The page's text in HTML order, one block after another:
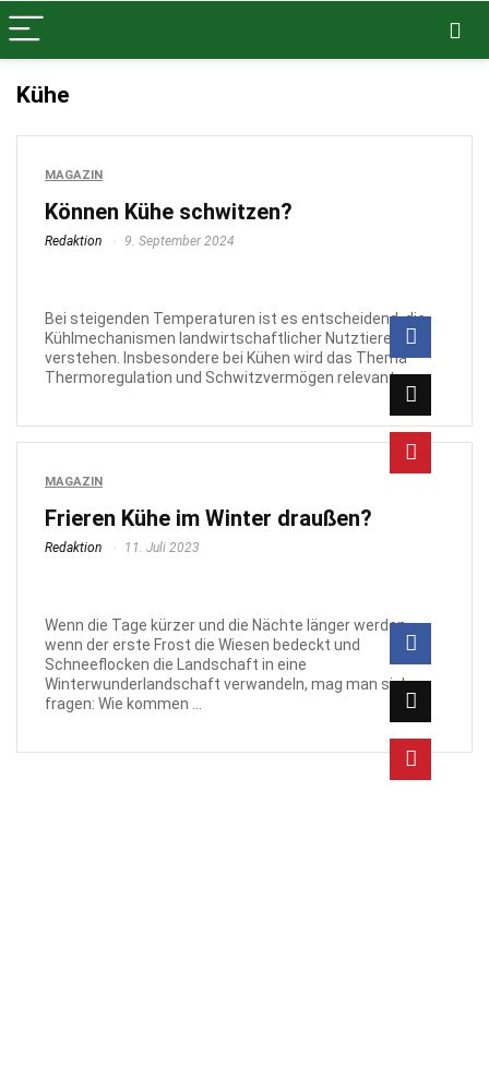
Kühe
MAGAZIN
Können Kühe schwitzen?
Redaktion 9. September 2024
Bei steigenden Temperaturen ist es entscheidend, die
Kühlmechanismen landwirtschaftlicher Nutztiere zu
verstehen. Insbesondere bei Kühen wird das Thema
Thermoregulation und Schwitzvermögen relevant, ...
MAGAZIN
Frieren Kühe im Winter draußen?
Redaktion 11. Juli 2023
Wenn die Tage kürzer und die Nächte länger werden,
wenn der erste Frost die Wiesen bedeckt und
Schneeflocken die Landschaft in eine
Winterwunderlandschaft verwandeln, mag man sich
fragen: Wie kommen ...